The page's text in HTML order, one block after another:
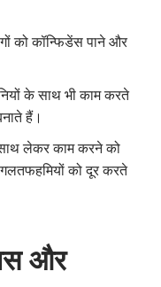
को कॉन्फिडेंस पाने और
के साथ भी काम करते
हैं।
लेकर काम करने को
को दूर करते
और